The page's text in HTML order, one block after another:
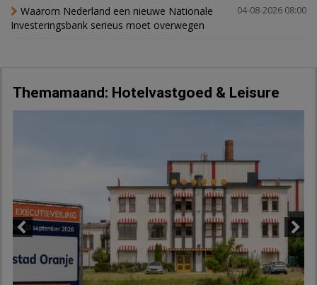
04-08-2026 08:00
Waarom Nederland een nieuwe Nationale
Investeringsbank serieus moet overwegen
Themamaand: Hotelvastgoed & Leisure
Next